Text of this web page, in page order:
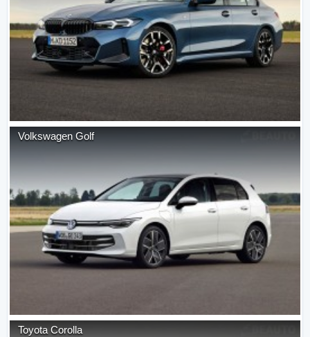
Volkswagen Golf
Toyota Corolla